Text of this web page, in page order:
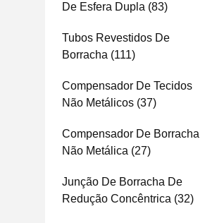
De Esfera Dupla (83)
Tubos Revestidos De
Borracha (111)
Compensador De Tecidos
Não Metálicos (37)
Compensador De Borracha
Não Metálica (27)
Junção De Borracha De
Redução Concêntrica (32)